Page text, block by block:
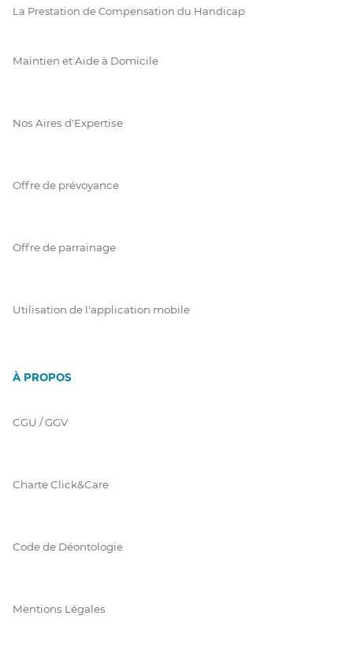
La Prestation de Compensation du Handicap
Maintien et Aide à Domicile
Nos Aires d'Expertise
Offre de prévoyance
Offre de parrainage
Utilisation de l'application mobile
À PROPOS
CGU / GGV
Charte Click&Care
Code de Déontologie
Mentions Légales